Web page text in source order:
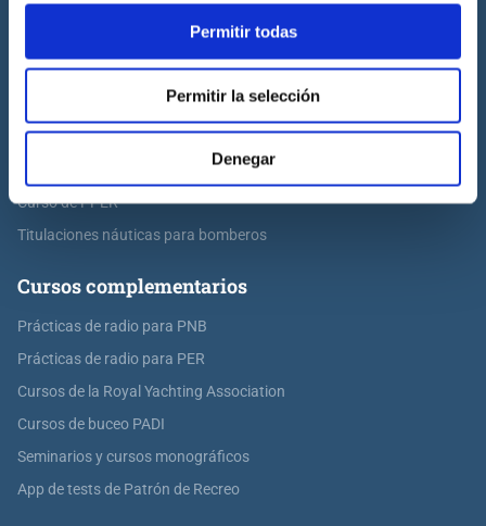
Permitir todas
Permitir la selección
Denegar
Curso de Licencia de Navegación
Curso de PNB
Curso de Patrón de Yate
Curso de PPER
Titulaciones náuticas para bomberos
Cursos complementarios
Prácticas de radio para PNB
Prácticas de radio para PER
Cursos de la Royal Yachting Association
Cursos de buceo PADI
Seminarios y cursos monográficos
App de tests de Patrón de Recreo